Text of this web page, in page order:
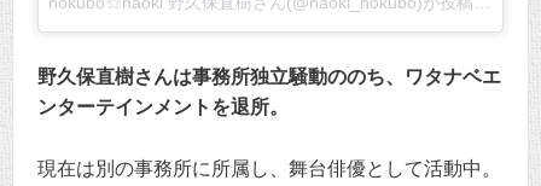
野久保直樹さんは事務所独立騒動ののち、ワタナベエ
ンターテインメントを退所。
現在は別の事務所に所属し、舞台俳優として活動中。